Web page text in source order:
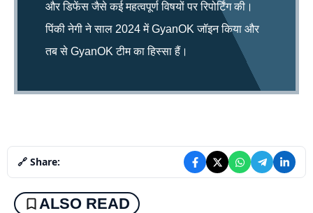
और डिफेंस जैसे कई महत्वपूर्ण विषयों पर रिपोर्टिंग की।
पिंकी नेगी ने साल 2024 में GyanOK जॉइन किया और
तब से GyanOK टीम का हिस्सा हैं।
🔗 Share:
ALSO READ